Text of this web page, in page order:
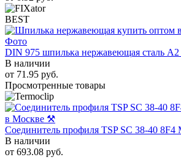
BEST
DIN 975 шпилька нержавеющая сталь A2
В наличии
от 71.95 руб.
Просмотренные товары
Соединитель профиля TSP SC 38-40 8F4
В наличии
от 693.08 руб.